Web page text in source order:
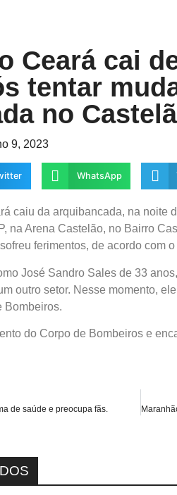
Ceará cai
tentar
no
9, 2023
WhatsApp
caiu da arquibancada, na noite
na Arena Castelão, no Bairro
ferimentos, de acordo com
José Sandro Sales de 33
outro setor. Nesse momento,
Bombeiros.
do Corpo de Bombeiros e
de saúde e preocupa fãs.